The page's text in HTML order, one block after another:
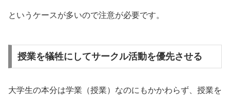
というケースが多いので注意が必要です。
授業を犠牲にしてサークル活動を優先させる
大学生の本分は学業（授業）なのにもかかわらず、 授業を